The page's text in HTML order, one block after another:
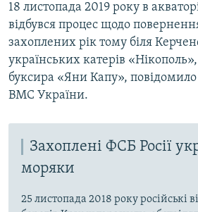
18 листопада 2019 року в
відбувся процес щодо
захоплених рік тому біля
українських катерів
буксира «Яни Капу»,
ВМС України.
Захоплені ФСБ Росії
моряки
25 листопада 2018 року російські